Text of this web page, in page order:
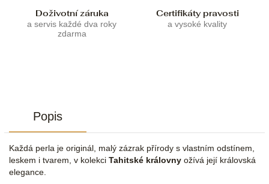
Doživotní záruka
a servis každé dva roky
zdarma
Certifikáty pravosti
a vysoké kvality
Popis
Každá perla je originál, malý zázrak přírody s vlastním odstínem,
leskem i tvarem, v kolekci Tahitské královny ožívá její královská
elegance.